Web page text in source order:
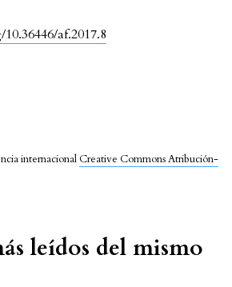
af.2017.8
internacional Creative Commons Atribución-
leídos del mismo